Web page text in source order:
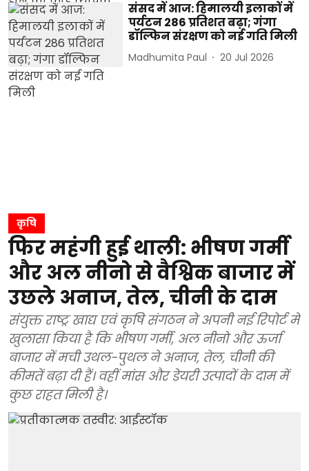
संसद में आज: हिमालयी इलाकों में
पर्यटन 286 प्रतिशत बढ़ा; गंगा
डॉल्फिन संरक्षण को नई गति मिली
Madhumita Paul 20 Jul 2026
कृषि
फिर महंगी हुई थाली: भीषण गर्मी
और अल नीनो से वैश्विक बाजार में
उछले अनाज, तेल, चीनी के दाम
संयुक्त राष्ट्र खाद्य एवं कृषि संगठन ने अपनी नई रिपोर्ट में
खुलासा किया है कि भीषण गर्मी, अल नीनो और ऊर्जा
बाजार में मची उथल-पुथल ने अनाज, तेल, चीनी की
कीमतें बढ़ा दी हैं। वहीं मांस और डेयरी उत्पादों के दाम में
कुछ राहत मिली है।